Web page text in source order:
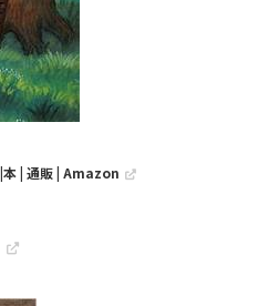
本 | 通販 | Amazon